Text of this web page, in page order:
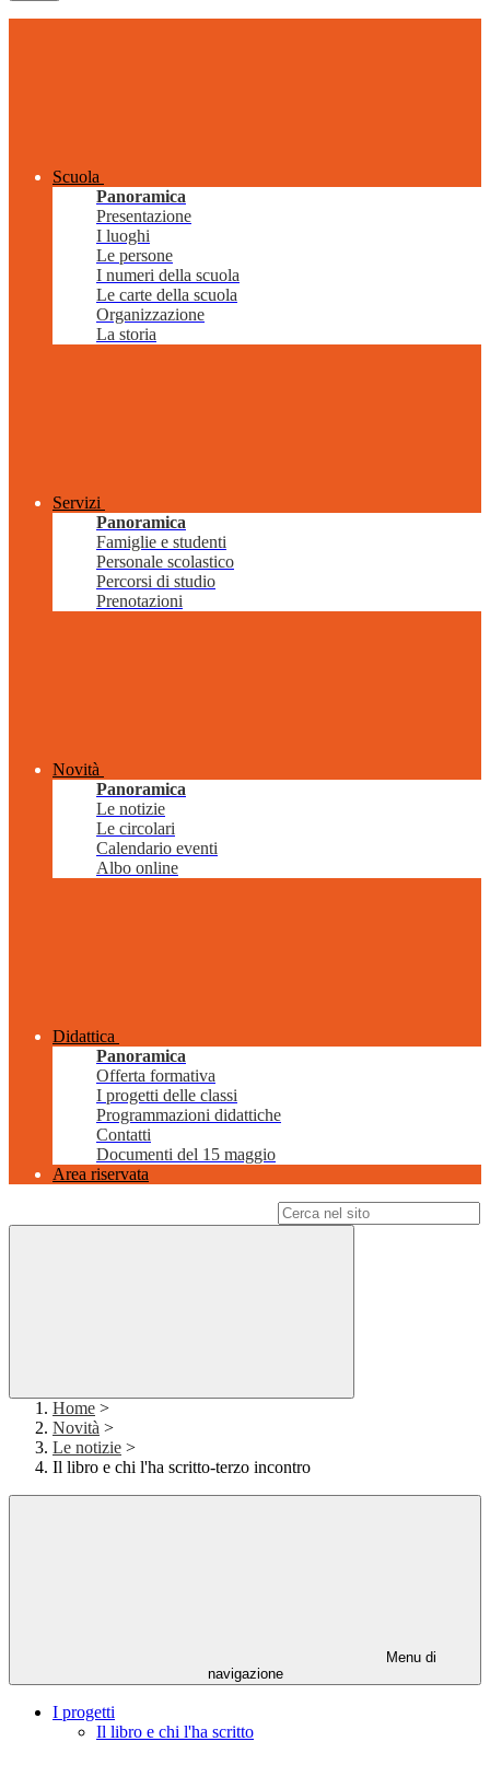
Scuola
Panoramica
Presentazione
I luoghi
Le persone
I numeri della scuola
Le carte della scuola
Organizzazione
La storia
Servizi
Panoramica
Famiglie e studenti
Personale scolastico
Percorsi di studio
Prenotazioni
Novità
Panoramica
Le notizie
Le circolari
Calendario eventi
Albo online
Didattica
Panoramica
Offerta formativa
I progetti delle classi
Programmazioni didattiche
Contatti
Documenti del 15 maggio
Area riservata
Home >
Novità >
Le notizie >
Il libro e chi l'ha scritto-terzo incontro
Menu di
navigazione
I progetti
Il libro e chi l'ha scritto